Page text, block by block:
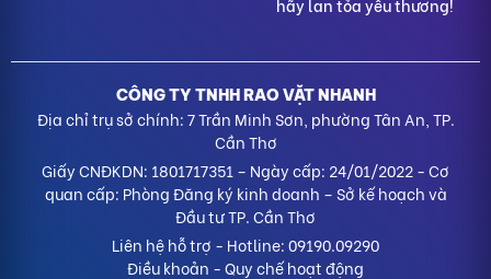
hãy lan tỏa yêu thương!
CÔNG TY TNHH RAO VẶT NHANH
Địa chỉ trụ sở chính: 7 Trần Minh Sơn, phường Tân An, TP.
Cần Thơ
Giấy CNĐKDN: 1801717351 – Ngày cấp: 24/01/2022 - Cơ
quan cấp: Phòng Đăng ký kinh doanh – Sở kế hoạch và
Đầu tư TP. Cần Thơ
Liên hệ hỗ trợ - Hotline:09190.09290
Điều khoản -Quy chế hoạt động